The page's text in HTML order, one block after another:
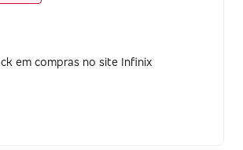
em compras no site Infinix